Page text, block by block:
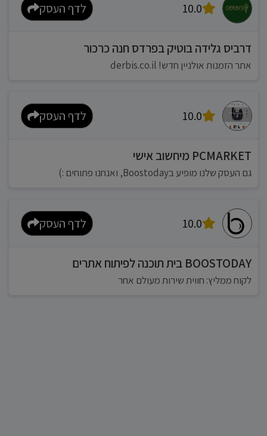
10.0 לדף העסק
דרביס גלידה בוטיק בפרדס חנה כרכור
אתר הזמנות אולניין חדש! derbis.co.il
10.0 לדף העסק
PCMARKET מיחשוב אישי
גם העסק שלנו מופיע בBoostoday, ואנחנו פתוחים :)
10.0 לדף העסק
BOOSTODAY בית תוכנה לפיתוח אתרים
לקוח ממליץ: חווית שירות מעולם אחר